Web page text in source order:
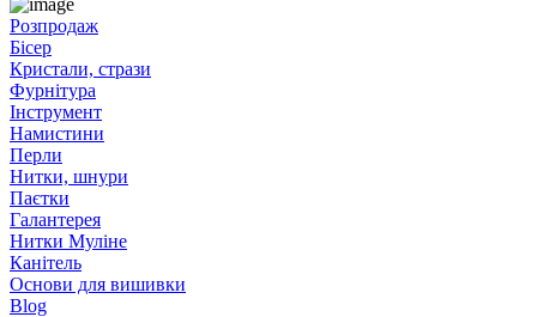
Розпродаж
Бісер
Кристали, стрази
Фурнітура
Інструмент
Намистини
Перли
Нитки, шнури
Паєтки
Галантерея
Нитки Муліне
Канітель
Основи для вишивки
Blog